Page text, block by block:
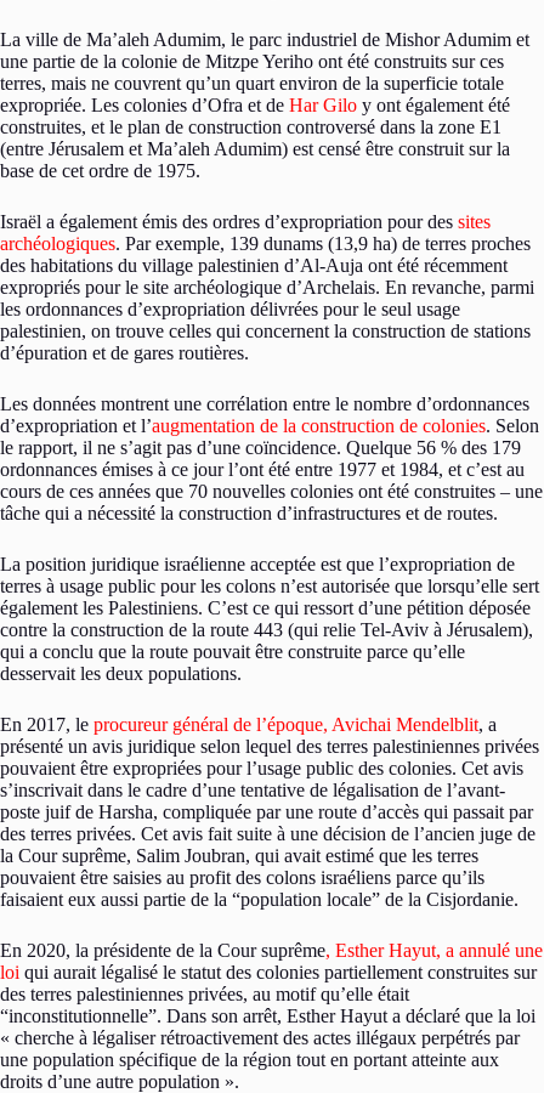
La ville de Ma’aleh Adumim, le parc industriel de Mishor Adumim et
une partie de la colonie de Mitzpe Yeriho ont été construits sur ces
terres, mais ne couvrent qu’un quart environ de la superficie totale
expropriée. Les colonies d’Ofra et de Har Gilo y ont également été
construites, et le plan de construction controversé dans la zone E1
(entre Jérusalem et Ma’aleh Adumim) est censé être construit sur la
base de cet ordre de 1975.
Israël a également émis des ordres d’expropriation pour des sites
archéologiques. Par exemple, 139 dunams (13,9 ha) de terres proches
des habitations du village palestinien d’Al-Auja ont été récemment
expropriés pour le site archéologique d’Archelais. En revanche, parmi
les ordonnances d’expropriation délivrées pour le seul usage
palestinien, on trouve celles qui concernent la construction de stations
d’épuration et de gares routières.
Les données montrent une corrélation entre le nombre d’ordonnances
d’expropriation et l’augmentation de la construction de colonies. Selon
le rapport, il ne s’agit pas d’une coïncidence. Quelque 56 % des 179
ordonnances émises à ce jour l’ont été entre 1977 et 1984, et c’est au
cours de ces années que 70 nouvelles colonies ont été construites – une
tâche qui a nécessité la construction d’infrastructures et de routes.
La position juridique israélienne acceptée est que l’expropriation de
terres à usage public pour les colons n’est autorisée que lorsqu’elle sert
également les Palestiniens. C’est ce qui ressort d’une pétition déposée
contre la construction de la route 443 (qui relie Tel-Aviv à Jérusalem),
qui a conclu que la route pouvait être construite parce qu’elle
desservait les deux populations.
En 2017, le procureur général de l’époque, Avichai Mendelblit, a
présenté un avis juridique selon lequel des terres palestiniennes privées
pouvaient être expropriées pour l’usage public des colonies. Cet avis
s’inscrivait dans le cadre d’une tentative de légalisation de l’avant-
poste juif de Harsha, compliquée par une route d’accès qui passait par
des terres privées. Cet avis fait suite à une décision de l’ancien juge de
la Cour suprême, Salim Joubran, qui avait estimé que les terres
pouvaient être saisies au profit des colons israéliens parce qu’ils
faisaient eux aussi partie de la “population locale” de la Cisjordanie.
En 2020, la présidente de la Cour suprême, Esther Hayut, a annulé une
loi qui aurait légalisé le statut des colonies partiellement construites sur
des terres palestiniennes privées, au motif qu’elle était
“inconstitutionnelle”. Dans son arrêt, Esther Hayut a déclaré que la loi
« cherche à légaliser rétroactivement des actes illégaux perpétrés par
une population spécifique de la région tout en portant atteinte aux
droits d’une autre population ».